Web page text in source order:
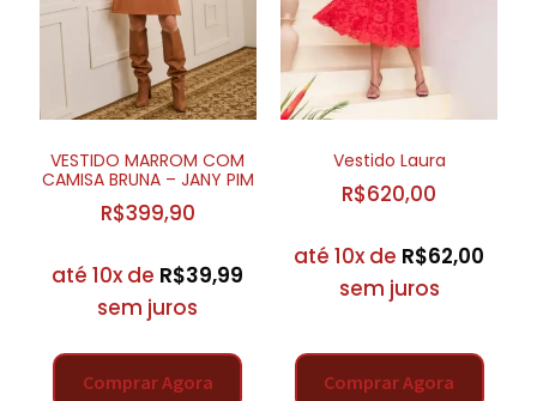
VESTIDO MARROM COM
CAMISA BRUNA – JANY PIM
R$399,90
até 10x de R$39,99
sem juros
Comprar Agora
Vestido Laura
R$620,00
até 10x de R$62,00
sem juros
Comprar Agora